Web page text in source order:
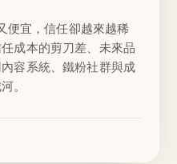
便宜，信任卻越來越稀
成本的剪刀差、未來品
容系統、鐵粉社群與成
。